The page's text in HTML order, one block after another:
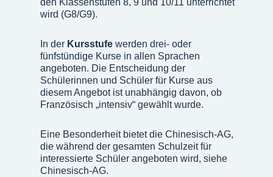
den Klassenstufen 8, 9 und 10/11 unterrichtet
wird (G8/G9).
In der Kursstufewerden drei- oder
fünfstündige Kurse in allen Sprachen
angeboten. Die Entscheidung der
Schülerinnen und Schüler für Kurse aus
diesem Angebot ist unabhängig davon, ob
Französisch „intensiv“ gewählt wurde.
Eine Besonderheit bietet die Chinesisch-AG,
die während der gesamten Schulzeit für
interessierte Schüler angeboten wird, siehe
Chinesisch-AG.